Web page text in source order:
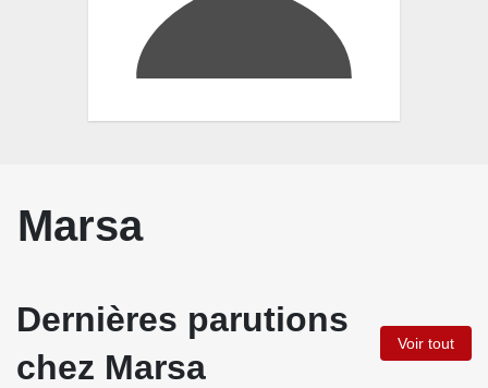
Marsa
Dernières parutions
chez Marsa
Voir tout